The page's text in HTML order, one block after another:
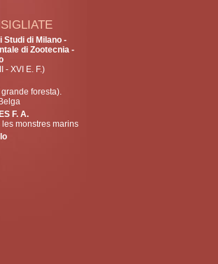
Studi di Milano -
di Zootecnia -
- XVI E. F.)
foresta).
F. A.
les monstres marins